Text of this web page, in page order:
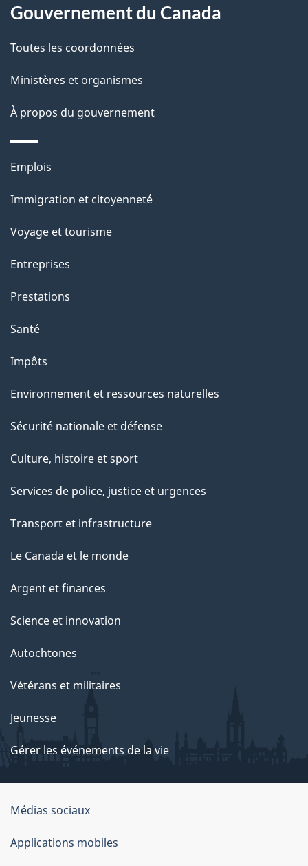
i
l
s
d
e
l
a
p
a
g
e
propos
de
ce
site
Gouvernement du Canada
Toutes les coordonnées
Ministères et organismes
À propos du gouvernement
Thèmes
sujets
Emplois
Immigration et citoyenneté
Voyage et tourisme
Entreprises
Prestations
Santé
Impôts
Environnement et ressources naturelles
Sécurité nationale et défense
Culture, histoire et sport
Services de police, justice et urgences
Transport et infrastructure
Le Canada et le monde
Argent et finances
Science et innovation
Autochtones
Vétérans et militaires
Jeunesse
Gérer les événements de la vie
Organisation
du
gouvernement
Médias sociaux
Applications mobiles